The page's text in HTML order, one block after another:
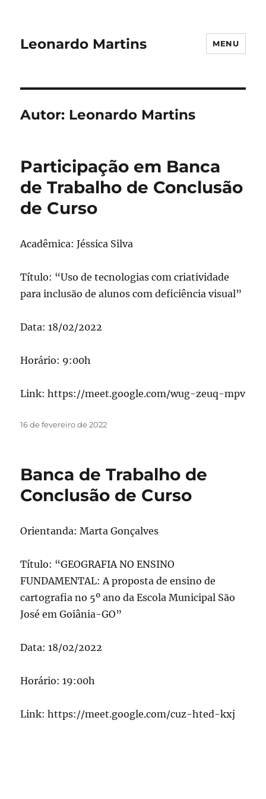
Leonardo Martins MENU
Autor: Leonardo Martins
Participação em Banca
de Trabalho de Conclusão
de Curso
Acadêmica: Jéssica Silva
Título: “Uso de tecnologias com criatividade
para inclusão de alunos com deficiência visual”
Data: 18/02/2022
Horário: 9:00h
Link: https://meet.google.com/wug-zeuq-mpv
Publicado
16 de fevereiro de 2022
Banca de Trabalho de
Conclusão de Curso
Orientanda: Marta Gonçalves
Título: “GEOGRAFIA NO ENSINO
FUNDAMENTAL: A proposta de ensino de
cartografia no 5º ano da Escola Municipal São
José em Goiânia-GO”
Data: 18/02/2022
Horário: 19:00h
Link: https://meet.google.com/cuz-hted-kxj